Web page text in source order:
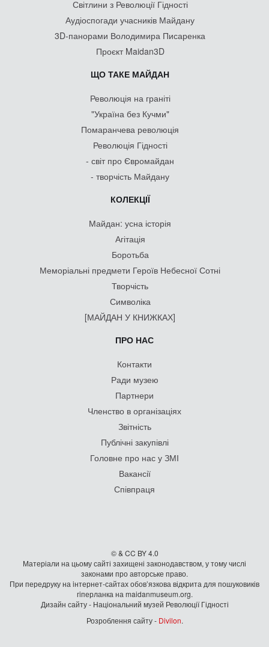
Світлини з Революції Гідності
Аудіоспогади учасників Майдану
3D-панорами Володимира Писаренка
Проєкт Maidan3D
ЩО ТАКЕ МАЙДАН
Революція на граніті
"Україна без Кучми"
Помаранчева революція
Революція Гідності
- світ про Євромайдан
- творчість Майдану
КОЛЕКЦІЇ
Майдан: усна історія
Агітація
Боротьба
Меморіальні предмети Героїв Небесної Сотні
Творчість
Символіка
[МАЙДАН У КНИЖКАХ]
ПРО НАС
Контакти
Ради музею
Партнери
Членство в організаціях
Звітність
Публічні закупівлі
Головне про нас у ЗМІ
Вакансії
Співпраця
© & CC BY 4.0
Матеріали на цьому сайті захищені законодавством, у тому числі
законами про авторське право.
При передруку на iнтернет-сайтах обов’язкова відкрита для пошуковиків
гiперланка на maidanmuseum.org.
Дизайн сайту - Національний музей Революції Гідності
Розроблення сайту - Divilon.